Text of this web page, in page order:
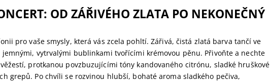
OD ZÁŘIVÉHO ZLATA PO NEKONEČNÝ
pro vaše smysly, která vás zcela pohltí. Zářivá, čistá zlatá barva tančí ve
jemnými, vytrvalými bublinkami tvořícími krémovou pěnu. Přivoňte a nechte
protkanou povzbuzujícími tóny kandovaného citrónu, sladké hruškové
grepů. Po chvíli se rozvinou hlubší, bohaté aroma sladkého pečiva,